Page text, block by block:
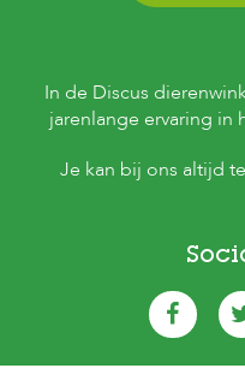
In de Discus
jarenlange ervaring in
Je kan bij ons altijd